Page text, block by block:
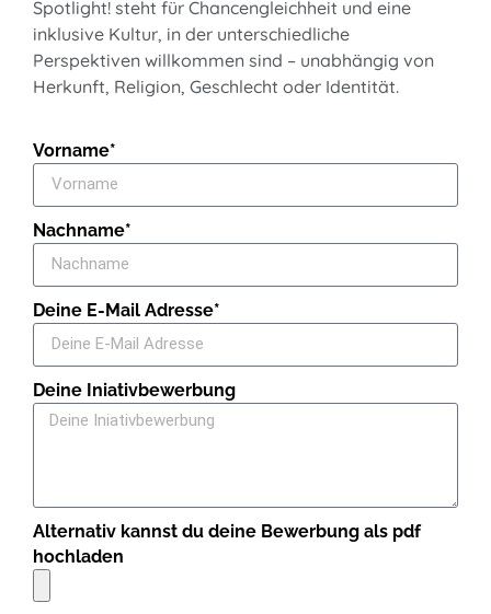
Spotlight! steht für Chancengleichheit und eine
inklusive Kultur, in der unterschiedliche
Perspektiven willkommen sind – unabhängig von
Herkunft, Religion, Geschlecht oder Identität.
Vorname*
Nachname*
Deine E-Mail Adresse*
Deine Iniativbewerbung
Alternativ kannst du deine Bewerbung als pdf
hochladen